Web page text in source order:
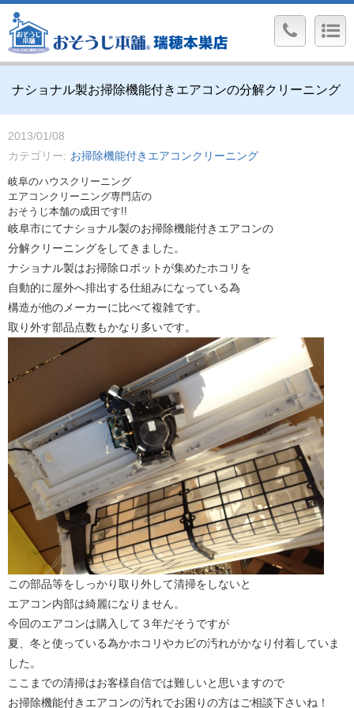
ナショナル製お掃除機能付きエアコンの分解クリーニング
2013/01/08
カテゴリー
お掃除機能付きエアコンクリーニング
岐阜のハウスクリーニング
エアコンクリーニング専門店の
おそうじ本舗の成田です!!
岐阜市にてナショナル製のお掃除機能付きエアコンの
分解クリーニングをしてきました。
ナショナル製はお掃除ロボットが集めたホコリを
自動的に屋外へ排出する仕組みになっている為
構造が他のメーカーに比べて複雑です。
取り外す部品点数もかなり多いです。
この部品等をしっかり取り外して清掃をしないと
エアコン内部は綺麗になりません。
今回のエアコンは購入して３年だそうですが
夏、冬と使っている為かホコリやカビの汚れがかなり付着していま
した。
ここまでの清掃はお客様自信では難しいと思いますので
お掃除機能付きエアコンの汚れでお困りの方はご相談下さいね！